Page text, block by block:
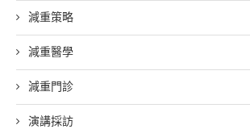
減重策略
減重醫學
減重門診
演講採訪